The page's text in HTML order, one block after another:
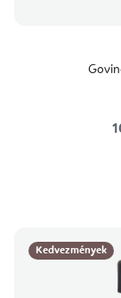
Kedvezmények